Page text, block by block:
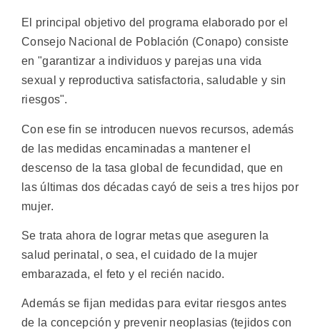
El principal objetivo del programa elaborado por el
Consejo Nacional de Población (Conapo) consiste
en "garantizar a individuos y parejas una vida
sexual y reproductiva satisfactoria, saludable y sin
riesgos".
Con ese fin se introducen nuevos recursos, además
de las medidas encaminadas a mantener el
descenso de la tasa global de fecundidad, que en
las últimas dos décadas cayó de seis a tres hijos por
mujer.
Se trata ahora de lograr metas que aseguren la
salud perinatal, o sea, el cuidado de la mujer
embarazada, el feto y el recién nacido.
Además se fijan medidas para evitar riesgos antes
de la concepción y prevenir neoplasias (tejidos con